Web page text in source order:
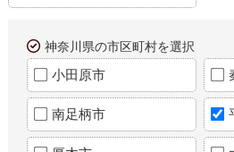
神奈川県の市区町村を選択
小田原市
南足柄市